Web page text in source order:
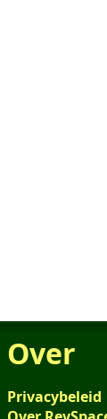
Over
Privacybeleid